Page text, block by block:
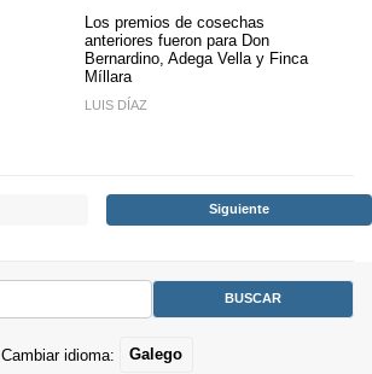
Los premios de cosechas
anteriores fueron para Don
Bernardino, Adega Vella y Finca
Míllara
LUIS DÍAZ
Siguiente
Cambiar idioma: Galego